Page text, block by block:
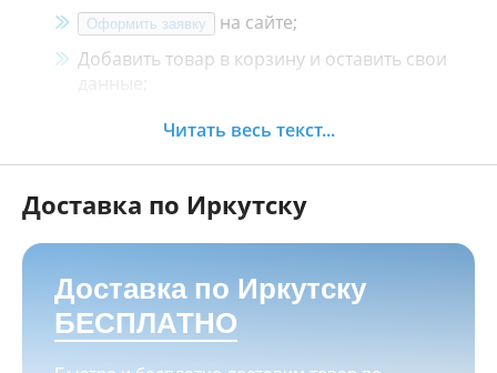
Оформить заявку
на сайте;
Добавить товар в корзину и оставить свои
данные;
Менеджер свяжется с Вами в течение 30
Как оплатить:
Наличными, пластиковой картой, кредитной
картой и картой ХАЛВА в кассе нашего
магазина по адресуг. Иркутск, ул. Баррикад
24а, Мотосалон БАРС
Переводом на корпоративную карту
Читать весь текст...
Доставка по Иркутску
Доставка по Иркутску
БЕСПЛАТНО